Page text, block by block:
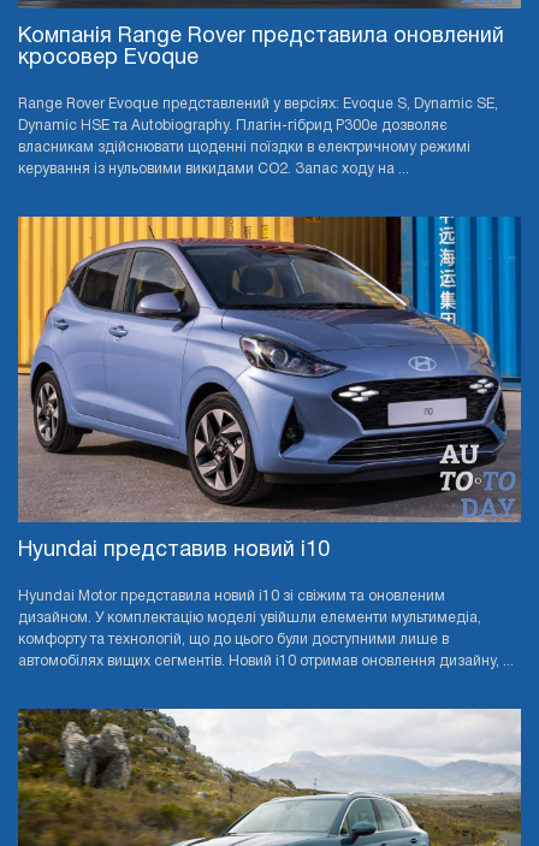
Компанія Range Rover представила оновлений
кросовер Evoque
Range Rover Evoque представлений у версіях: Evoque S, Dynamic SE,
Dynamic HSE та Autobiography. Плагін-гібрид P300e дозволяє
власникам здійснювати щоденні поїздки в електричному режимі
керування із нульовими викидами CO2. Запас ходу на ...
Hyundai представив новий i10
Hyundai Motor представила новий i10 зі свіжим та оновленим
дизайном. У комплектацію моделі увійшли елементи мультимедіа,
комфорту та технологій, що до цього були доступними лише в
автомобілях вищих сегментів. Новий i10 отримав оновлення дизайну, ...